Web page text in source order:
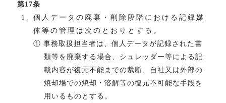
第17条
個人データの廃棄・削除段階における記録媒
体等の管理は次のとおりとする。
① 事務取扱担当者は、個人データが記録された書
類等を廃棄する場合、シュレッダー等による記
載内容が復元不能までの裁断、自社又は外部の
焼却場での焼却・溶解等の復元不可能な手段を
用いるものとする。